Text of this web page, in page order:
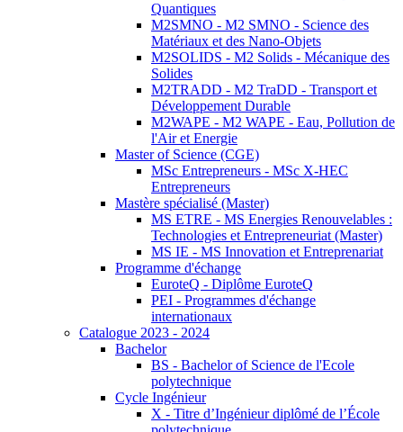
Quantiques
M2SMNO - M2 SMNO - Science des
Matériaux et des Nano-Objets
M2SOLIDS - M2 Solids - Mécanique des
Solides
M2TRADD - M2 TraDD - Transport et
Développement Durable
M2WAPE - M2 WAPE - Eau, Pollution de
l'Air et Energie
Master of Science (CGE)
MSc Entrepreneurs - MSc X-HEC
Entrepreneurs
Mastère spécialisé (Master)
MS ETRE - MS Energies Renouvelables :
Technologies et Entrepreneuriat (Master)
MS IE - MS Innovation et Entreprenariat
Programme d'échange
EuroteQ - Diplôme EuroteQ
PEI - Programmes d'échange
internationaux
Catalogue 2023 - 2024
Bachelor
BS - Bachelor of Science de l'Ecole
polytechnique
Cycle Ingénieur
X - Titre d’Ingénieur diplômé de l’École